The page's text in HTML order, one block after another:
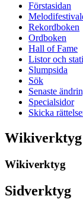
Förstasidan
Rekordboken
Ordboken
Hall of Fame
Listor och
Slumpsida
Sök
Senaste
Specialsidor
Skicka
Wikiverktyg
Wikiverktyg
Sidverktyg